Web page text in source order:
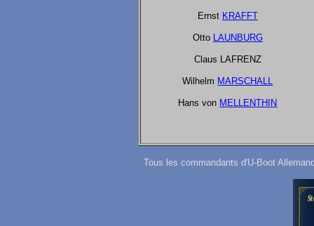
Ernst KRAFFT
Otto LAUNBURG
Claus LAFRENZ
Wilhelm MARSCHALL
Hans von MELLENTHIN
Tous les commandants d'U-Boot